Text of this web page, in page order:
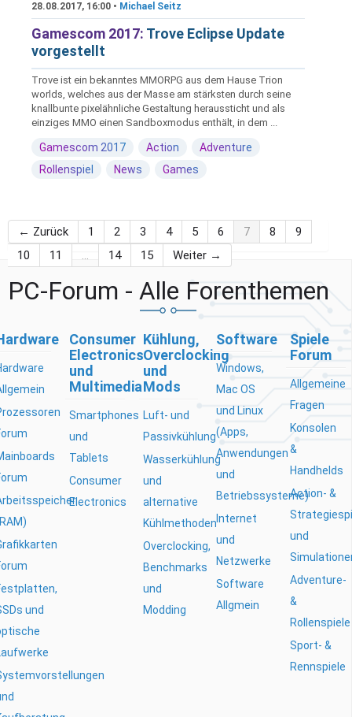
28.08.2017, 16:00 • Michael Seitz
Gamescom 2017: Trove Eclipse Update
vorgestellt
Trove ist ein bekanntes MMORPG aus dem Hause Trion
worlds, welches aus der Masse am stärksten durch seine
knallbunte pixelähnliche Gestaltung heraussticht und als
einziges MMO einen Sandboxmodus enthält, in dem ...
Gamescom 2017 Action
Adventure
Rollenspiel
News Games
← Zurück 1 2 3 4 5 6 7 8
9
10
11 … 14 15 Weiter →
PC-Forum - Alle Forenthemen
und
Consumer
Electronics
und
Multimedia
Smartphones
und
Tablets
Consumer
Electronics
Kühlung,
Overclocking
und
Mods
Luft- und
Passivkühlung
Wasserkühlung
und
alternative
Kühlmethoden
Overclocking,
Benchmarks
und
Modding
Software
Windows,
Mac OS
und Linux
(Apps,
Anwendungen
und
Betriebssysteme)
Internet
und
Netzwerke
Software
Allgmein
Spiele
Forum
Allgemeine
Fragen
Konsolen
&
Handhelds
Action- &
und
Adventure-
&
Rollenspiele
Sport- &
Rennspiele